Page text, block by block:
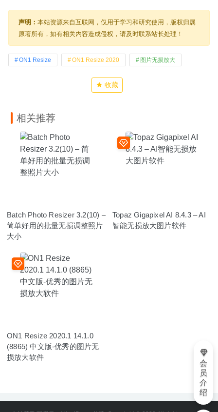
声明： 本站资源来自互联网，仅用于学习和研究使用，版权归属
原著所有，如有相关内容造成侵权，请及时联系站长处理！
ON1 Resize ON1 Resize 2020 图片无损放大
收藏
相关推荐
Batch Photo Resizer 3.2(10) –
简单好用的批量无损调整照片
大小
Topaz Gigapixel AI 8.4.3 – AI
智能无损放大图片软件
ON1 Resize 2020.1 14.1.0
(8865) 中文版-优秀的图片无
损放大软件
会
员
介
绍